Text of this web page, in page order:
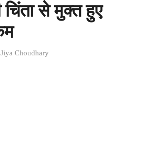
से मुक्त हुए
Jiya Choudhary